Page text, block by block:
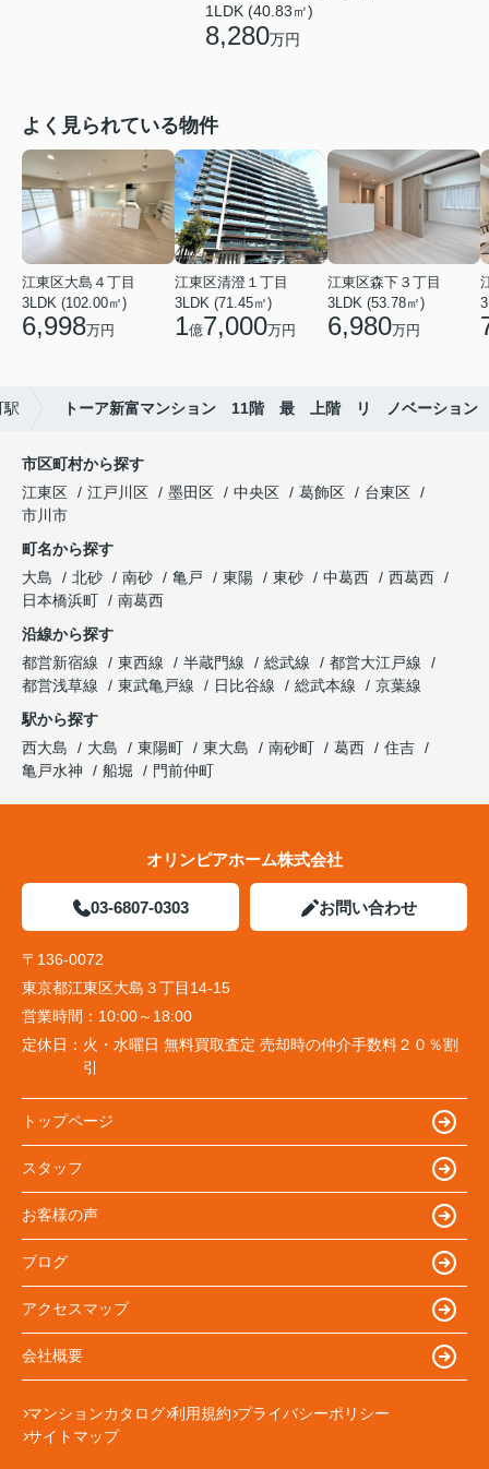
1LDK (40.83㎡)
8,280万円
よく見られている物件
江東区大島４丁目
3LDK (102.00㎡)
6,998万円
江東区清澄１丁目
3LDK (71.45㎡)
1億7,000万円
江東区森下３丁目
3LDK (53.78㎡)
6,980万円
駅 トーア新富マンション 11階 最 上階 リ ノベーション
市区町村から探す
江東区
江戸川区 墨田区 中央区 葛飾区
台東区
市川市
町名から探す
大島
北砂 南砂 亀戸 東陽 東砂 中葛西
西葛西
日本橋浜町
南葛西
沿線から探す
都営新宿線
東西線 半蔵門線 総武線
都営大江戸線
都営浅草線
東武亀戸線 日比谷線 総武本線
京葉線
駅から探す
西大島
大島 東陽町 東大島 南砂町 葛西
住吉
亀戸水神
船堀 門前仲町
オリンピアホーム株式会社
03-6807-0303 お問い合わせ
〒136-0072
東京都江東区大島３丁目14-15
営業時間： 10:00～18:00
定休日： 火・水曜日 無料買取査定 売却時の仲介手数料２０％割
引
トップページ
スタッフ
お客様の声
ブログ
アクセスマップ
会社概要
マンションカタログ 利用規約 プライバシーポリシー
サイトマップ